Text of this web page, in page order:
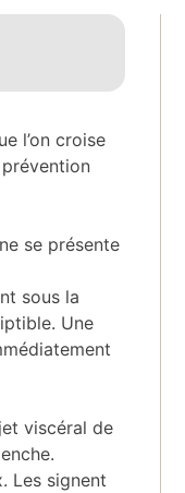
l’on croise
se présente
sous la
Une
viscéral de
Les signent